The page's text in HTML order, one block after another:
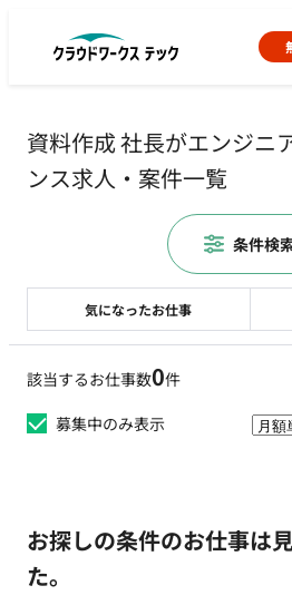
資料作成 社長がエンジニ
ンス求人・案件一覧
該当するお仕事数0件
募集中のみ表示
お探しの条件のお仕事は
た。
気になったお仕事
条件検